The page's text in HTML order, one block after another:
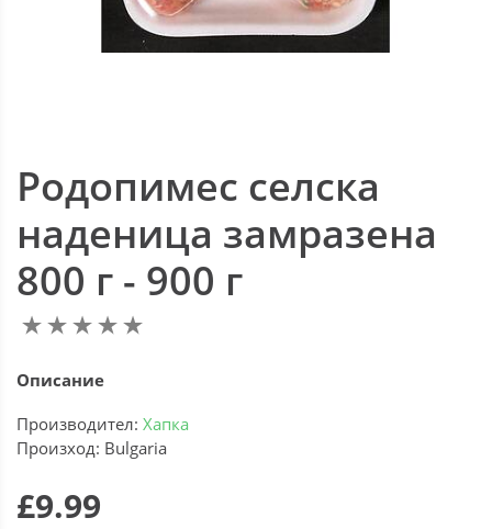
Родопимес селска
наденица замразена
800 г - 900 г
Описание
Производител: Хапка
Произход: Bulgaria
£9.99